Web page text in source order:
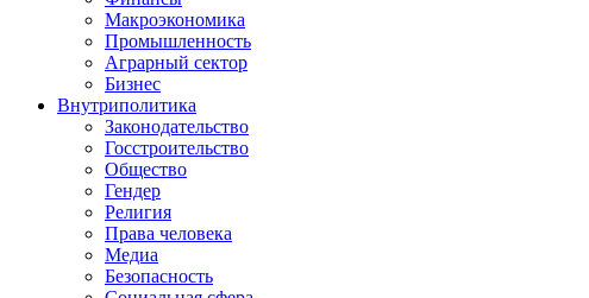
Макроэкономика
Промышленность
Аграрный сектор
Бизнес
Внутриполитика
Законодательство
Госстроительство
Общество
Гендер
Религия
Права человека
Медиа
Безопасность